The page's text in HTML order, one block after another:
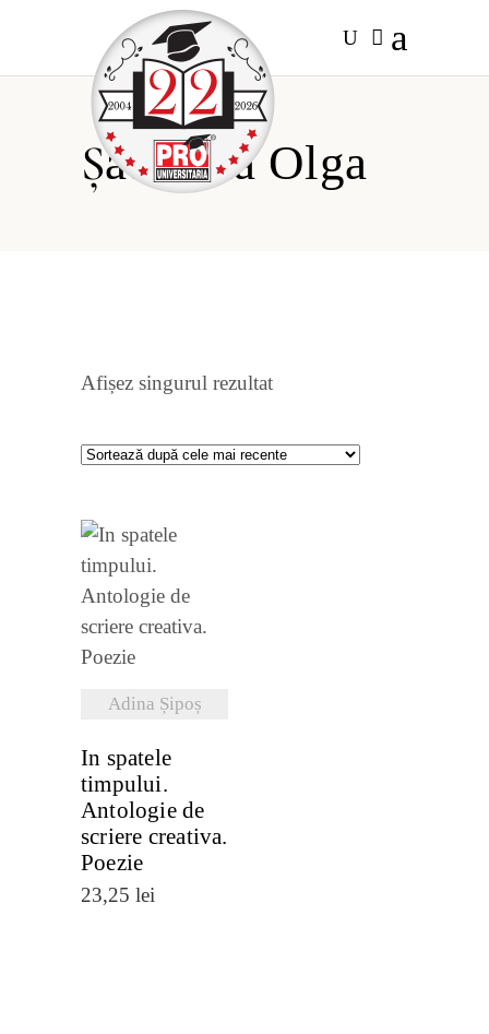
Șatohina Olga
Afișez singurul rezultat
Adina Șipoș
VEZI
DETALII
In spatele
timpului.
Antologie de
scriere creativa.
Poezie
23,25 lei